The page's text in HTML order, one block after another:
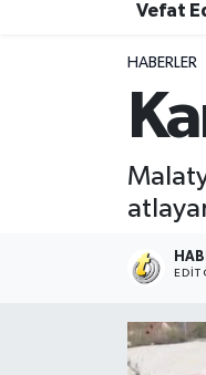
Vefat
HABERLER
Güncel
Asayiş Haberleri
Ulusal Haberler